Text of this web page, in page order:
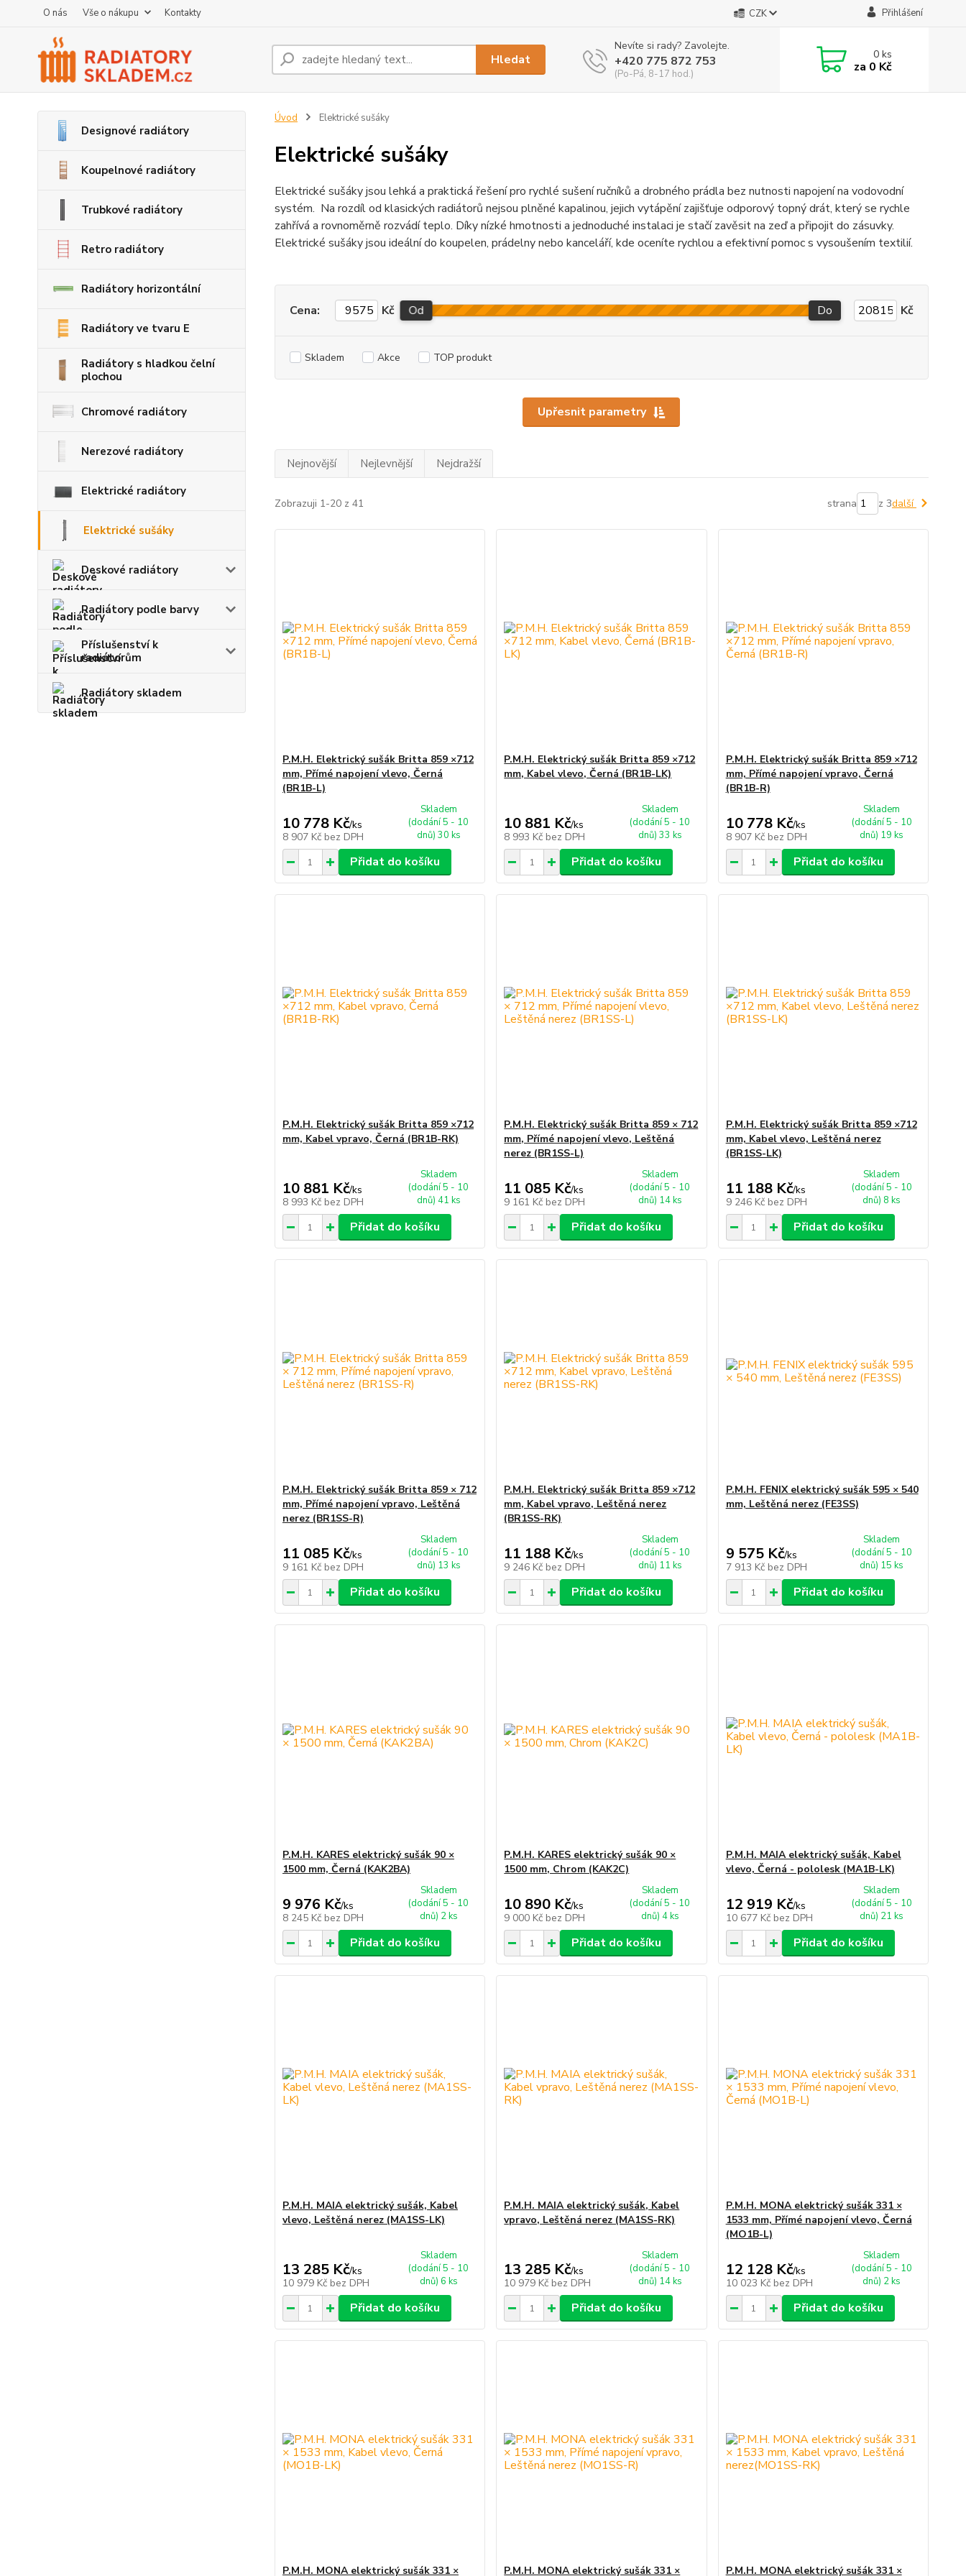
O nás Vše o nákupu Kontakty CZK Přihlášení
Hledat
Nevíte si rady? Zavolejte.
+420 775 872 753
(Po-Pá, 8-17 hod.)
0ks
za 0 Kč
Designové radiátory
Koupelnové radiátory
Trubkové radiátory
Retro radiátory
Radiátory horizontální
Radiátory ve tvaru E
Radiátory s hladkou čelní
plochou
Chromové radiátory
Nerezové radiátory
Elektrické radiátory
Elektrické sušáky
Deskové radiátory
Radiátory podle barvy
Příslušenství k
radiátorům
Radiátory skladem
Úvod Elektrické sušáky
Elektrické sušáky
Elektrické sušáky jsou lehká a praktická řešení pro rychlé sušení ručníků a drobného prádla bez nutnosti napojení na vodovodní
systém. Na rozdíl od klasických radiátorů nejsou plněné kapalinou, jejich vytápění zajišťuje odporový topný drát, který se rychle
zahřívá a rovnoměrně rozvádí teplo. Díky nízké hmotnosti a jednoduché instalaci je stačí zavěsit na zeď a připojit do zásuvky.
Elektrické sušáky jsou ideální do koupelen, prádelny nebo kanceláří, kde oceníte rychlou a efektivní pomoc s vysoušením textilií.
Upřesnit parametry
Cena: Kč Od Do Kč
Skladem Akce TOP produkt
Nejnovější Nejlevnější Nejdražší
Zobrazuji 1-20 z 41 strana z 3další
P.M.H. Elektrický sušák Britta 859 ×712
mm, Přímé napojení vlevo, Černá
(BR1B-L)
10 778 Kč/ks
8 907 Kč bez DPH
Skladem
(dodání 5 - 10
dnů) 30 ks
Přidat do košíku
P.M.H. Elektrický sušák Britta 859 ×712
mm, Kabel vlevo, Černá (BR1B-LK)
10 881 Kč/ks
8 993 Kč bez DPH
Skladem
(dodání 5 - 10
dnů) 33 ks
Přidat do košíku
P.M.H. Elektrický sušák Britta 859 ×712
mm, Přímé napojení vpravo, Černá
(BR1B-R)
10 778 Kč/ks
8 907 Kč bez DPH
Skladem
(dodání 5 - 10
dnů) 19 ks
Přidat do košíku
P.M.H. Elektrický sušák Britta 859 ×712
mm, Kabel vpravo, Černá (BR1B-RK)
10 881 Kč/ks
8 993 Kč bez DPH
Skladem
(dodání 5 - 10
dnů) 41 ks
Přidat do košíku
P.M.H. Elektrický sušák Britta 859 × 712
mm, Přímé napojení vlevo, Leštěná
nerez (BR1SS-L)
11 085 Kč/ks
9 161 Kč bez DPH
Skladem
(dodání 5 - 10
dnů) 14 ks
Přidat do košíku
P.M.H. Elektrický sušák Britta 859 ×712
mm, Kabel vlevo, Leštěná nerez
(BR1SS-LK)
11 188 Kč/ks
9 246 Kč bez DPH
Skladem
(dodání 5 - 10
dnů) 8 ks
Přidat do košíku
P.M.H. Elektrický sušák Britta 859 × 712
mm, Přímé napojení vpravo, Leštěná
nerez (BR1SS-R)
11 085 Kč/ks
9 161 Kč bez DPH
Skladem
(dodání 5 - 10
dnů) 13 ks
Přidat do košíku
P.M.H. Elektrický sušák Britta 859 ×712
mm, Kabel vpravo, Leštěná nerez
(BR1SS-RK)
11 188 Kč/ks
9 246 Kč bez DPH
Skladem
(dodání 5 - 10
dnů) 11 ks
Přidat do košíku
P.M.H. FENIX elektrický sušák 595 × 540
mm, Leštěná nerez (FE3SS)
9 575 Kč/ks
7 913 Kč bez DPH
Skladem
(dodání 5 - 10
dnů) 15 ks
Přidat do košíku
P.M.H. KARES elektrický sušák 90 ×
1500 mm, Černá (KAK2BA)
9 976 Kč/ks
8 245 Kč bez DPH
Skladem
(dodání 5 - 10
dnů) 2 ks
Přidat do košíku
P.M.H. KARES elektrický sušák 90 ×
1500 mm, Chrom (KAK2C)
10 890 Kč/ks
9 000 Kč bez DPH
Skladem
(dodání 5 - 10
dnů) 4 ks
Přidat do košíku
P.M.H. MAIA elektrický sušák, Kabel
vlevo, Černá - pololesk (MA1B-LK)
12 919 Kč/ks
10 677 Kč bez DPH
Skladem
(dodání 5 - 10
dnů) 21 ks
Přidat do košíku
P.M.H. MAIA elektrický sušák, Kabel
vlevo, Leštěná nerez (MA1SS-LK)
13 285 Kč/ks
10 979 Kč bez DPH
Skladem
(dodání 5 - 10
dnů) 6 ks
Přidat do košíku
P.M.H. MAIA elektrický sušák, Kabel
vpravo, Leštěná nerez (MA1SS-RK)
13 285 Kč/ks
10 979 Kč bez DPH
Skladem
(dodání 5 - 10
dnů) 14 ks
Přidat do košíku
P.M.H. MONA elektrický sušák 331 ×
1533 mm, Přímé napojení vlevo, Černá
(MO1B-L)
12 128 Kč/ks
10 023 Kč bez DPH
Skladem
(dodání 5 - 10
dnů) 2 ks
Přidat do košíku
P.M.H. MONA elektrický sušák 331 × P.M.H. MONA elektrický sušák 331 × P.M.H. MONA elektrický sušák 331 ×